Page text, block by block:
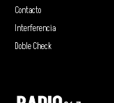
Contacto
Interferencia
Doble Check